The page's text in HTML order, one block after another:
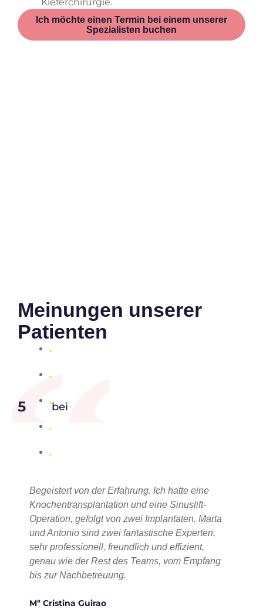
Ich möchte einen Termin bei einem unserer
Spezialisten buchen
Meinungen unserer
Patienten
5 bei
Begeistert von der Erfahrung. Ich hatte eine
Knochentransplantation und eine Sinuslift-
Operation, gefolgt von zwei Implantaten. Marta
und Antonio sind zwei fantastische Experten,
sehr professionell, freundlich und effizient,
genau wie der Rest des Teams, vom Empfang
bis zur Nachbetreuung.
Mª Cristina Guirao